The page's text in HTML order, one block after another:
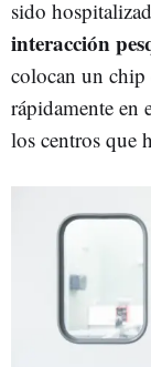
sido
interacción
colocan un chip
rápidamente en
los centros que